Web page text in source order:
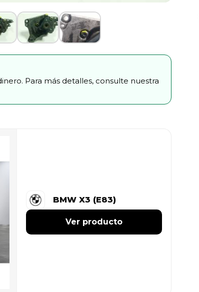
Para más detalles, consulte nuestra
BMW X3 (E83)
Ver producto